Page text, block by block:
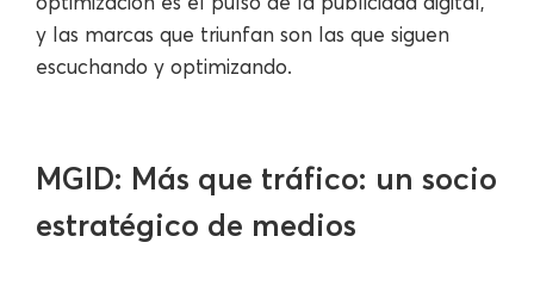
y las marcas que triunfan son las que siguen
escuchando y optimizando.
MGID: Más que tráfico: un socio
estratégico de medios